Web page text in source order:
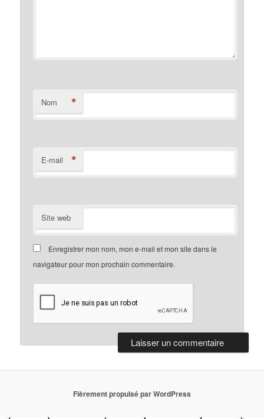
Nom *
E-mail *
Site web
Enregistrer mon nom, mon e-mail et mon site dans le
navigateur pour mon prochain commentaire.
Fièrement propulsé par WordPress